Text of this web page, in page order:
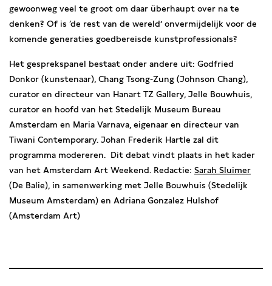
gewoonweg veel te groot om daar überhaupt over na te
denken? Of is ‘de rest van de wereld’ onvermijdelijk voor de
komende generaties goedbereisde kunstprofessionals?
Het gesprekspanel bestaat onder andere uit: Godfried
Donkor (kunstenaar), Chang Tsong-Zung (Johnson Chang),
curator en directeur van Hanart TZ Gallery, Jelle Bouwhuis,
curator en hoofd van het Stedelijk Museum Bureau
Amsterdam en Maria Varnava, eigenaar en directeur van
Tiwani Contemporary. Johan Frederik Hartle zal dit
programma modereren. Dit debat vindt plaats in het kader
van het Amsterdam Art Weekend. Redactie: Sarah Sluimer
(De Balie), in samenwerking met Jelle Bouwhuis (Stedelijk
Museum Amsterdam) en Adriana Gonzalez Hulshof
(Amsterdam Art)